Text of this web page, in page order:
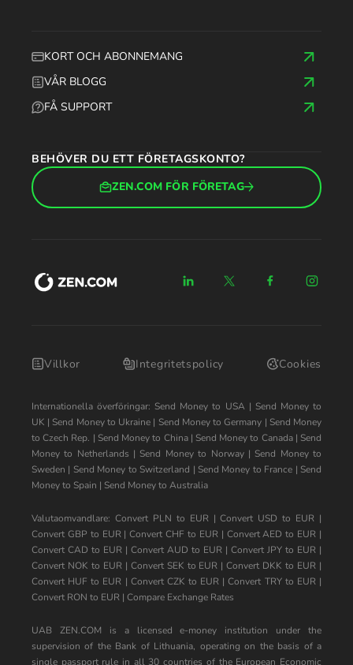
KORT OCH ABONNEMANG
VÅR BLOGG
FÅ SUPPORT
BEHÖVER DU ETT FÖRETAGSKONTO?
ZEN.COM FÖR FÖRETAG
Villkor Integritetspolicy Cookies
Internationella överföringar: Send Money to USA| Send Money to
UK | Send Money to Ukraine | Send Money to Germany | Send Money
to Czech Rep. | Send Money to China| Send Money to Canada| Send
Money to Netherlands | Send Money to Norway| Send Money to
Sweden | Send Money to Switzerland | Send Money to France | Send
Money to Spain | Send Money to Australia
Valutaomvandlare: Convert PLN to EUR|Convert USD to EUR |
Convert GBP to EUR|Convert CHF to EUR| Convert AED to EUR |
Convert CAD to EUR | Convert AUD to EUR | Convert JPY to EUR |
Convert NOK to EUR| Convert SEK to EUR |Convert DKK to EUR |
Convert HUF to EUR | Convert CZK to EUR |Convert TRY to EUR|
Convert RON to EUR | Compare Exchange Rates
UAB ZEN.COM is a licensed e-money institution under the
supervision of the Bank of Lithuania, operating on the basis of a
single passport rule in all 30 countries of the European Economic